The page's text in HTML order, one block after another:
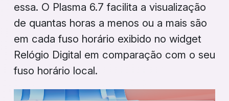
essa. O Plasma 6.7 facilita a visualização
de quantas horas a menos ou a mais são
em cada fuso horário exibido no widget
Relógio Digital em comparação com o seu
fuso horário local.